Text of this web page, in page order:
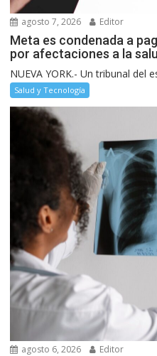
agosto 7, 2026 Editor
Meta es condenada a
por afectaciones a la
NUEVA YORK.- Un tribunal del
Salud y Tecnología
agosto 6, 2026 Editor